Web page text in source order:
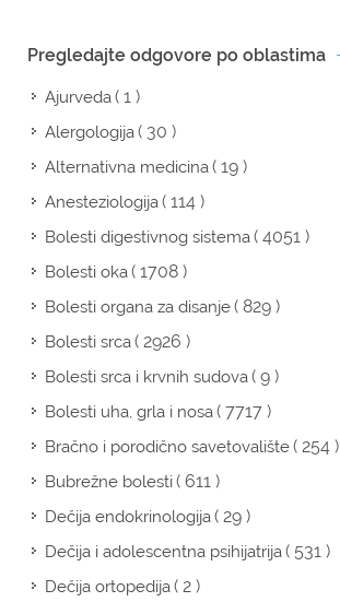
Pregledajte odgovore po oblastima
Ajurveda( 1 )
Alergologija( 30 )
Alternativna medicina( 19 )
Anesteziologija( 114 )
Bolesti digestivnog sistema( 4051 )
Bolesti oka( 1708 )
Bolesti organa za disanje( 829 )
Bolesti srca( 2926 )
Bolesti srca i krvnih sudova( 9 )
Bolesti uha, grla i nosa( 7717 )
Bračno i porodično savetovalište( 254 )
Bubrežne bolesti( 611 )
Dečija endokrinologija( 29 )
Dečija i adolescentna psihijatrija( 531 )
Dečija ortopedija( 2 )